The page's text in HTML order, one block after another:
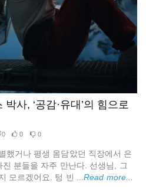
사, ‘공감·유대’의 힘으로
0 0 0
했거나 평생 몸담았던 직장에서 은
분들을 자주 만난다. 선생님, 그
모르겠어요. 텅 빈 ...Read more...